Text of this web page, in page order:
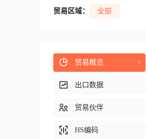
贸易区域： 全部
贸易概览 >
出口数据
贸易伙伴
HS编码